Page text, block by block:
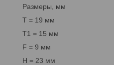
Размеры, мм
T = 19 мм
T1 = 15 мм
F = 9 мм
H = 23 мм